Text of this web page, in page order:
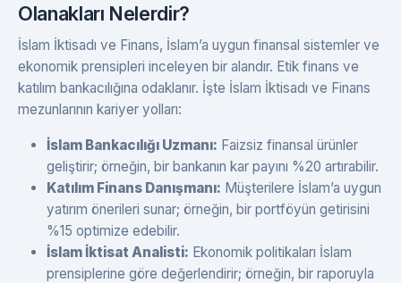
Olanakları Nelerdir?
İslam İktisadı ve Finans, İslam’a uygun finansal sistemler ve
ekonomik prensipleri inceleyen bir alandır. Etik finans ve
katılım bankacılığına odaklanır. İşte İslam İktisadı ve Finans
mezunlarının kariyer yolları:
İslam Bankacılığı Uzmanı: Faizsiz finansal ürünler
geliştirir; örneğin, bir bankanın kar payını %20 artırabilir.
Katılım Finans Danışmanı: Müşterilere İslam’a uygun
yatırım önerileri sunar; örneğin, bir portföyün getirisini
%15 optimize edebilir.
İslam İktisat Analisti: Ekonomik politikaları İslam
prensiplerine göre değerlendirir; örneğin, bir raporuyla